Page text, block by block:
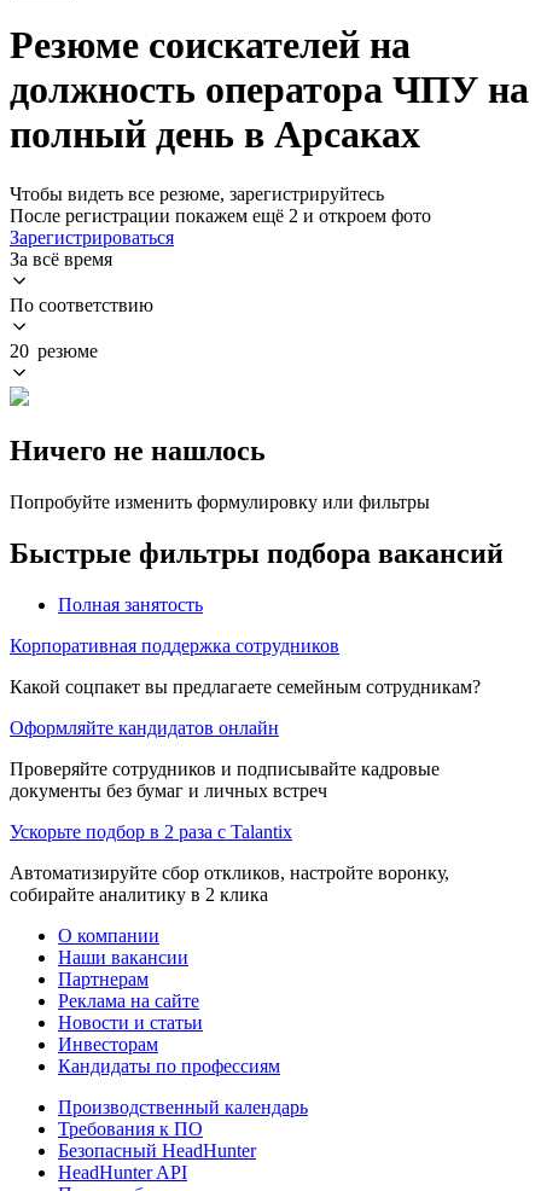
Резюме соискателей на
должность оператора ЧПУ на
полный день в Арсаках
Чтобы видеть все резюме, зарегистрируйтесь
После регистрации покажем ещё 2 и откроем фото
Зарегистрироваться
За всё время
По соответствию
20 резюме
Ничего не нашлось
Попробуйте изменить формулировку или фильтры
Быстрые фильтры подбора вакансий
Полная занятость
Корпоративная поддержка сотрудников
Какой соцпакет вы предлагаете семейным сотрудникам?
Оформляйте кандидатов онлайн
Проверяйте сотрудников и подписывайте кадровые
документы без бумаг и личных встреч
Ускорьте подбор в 2 раза с Talantix
Автоматизируйте сбор откликов, настройте воронку,
собирайте аналитику в 2 клика
О компании
Наши вакансии
Партнерам
Реклама на сайте
Новости и статьи
Инвесторам
Кандидаты по профессиям
Производственный календарь
Требования к ПО
Безопасный HeadHunter
HeadHunter API